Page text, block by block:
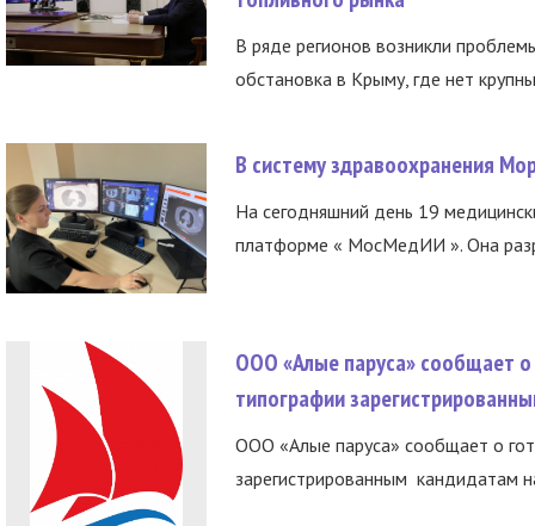
В ряде регионов возникли
обстановка в Крыму, где нет
В систему здравоохранения
На сегодняшний день 19
платформе « МосМедИИ ». Она
ООО «Алые паруса» сообщает о
типографии
ООО «Алые паруса» сообщает о
зарегистрированным кандидатам